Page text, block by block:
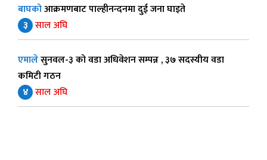
बाघकोआक्रमणबाट पाल्हीनन्दनमा दुई जना घाइते
३ साल अघि
एमालेसुनवल-३ को वडा अधिवेशन सम्पन्न , ३७ सदस्यीय वडा
कमिटी गठन
४ साल अघि